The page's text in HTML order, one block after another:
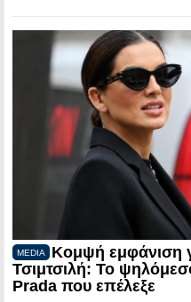
MEDIA
Κομψή εμφάνιση
Τσιμτσιλή: Το
Prada που επέλεξε